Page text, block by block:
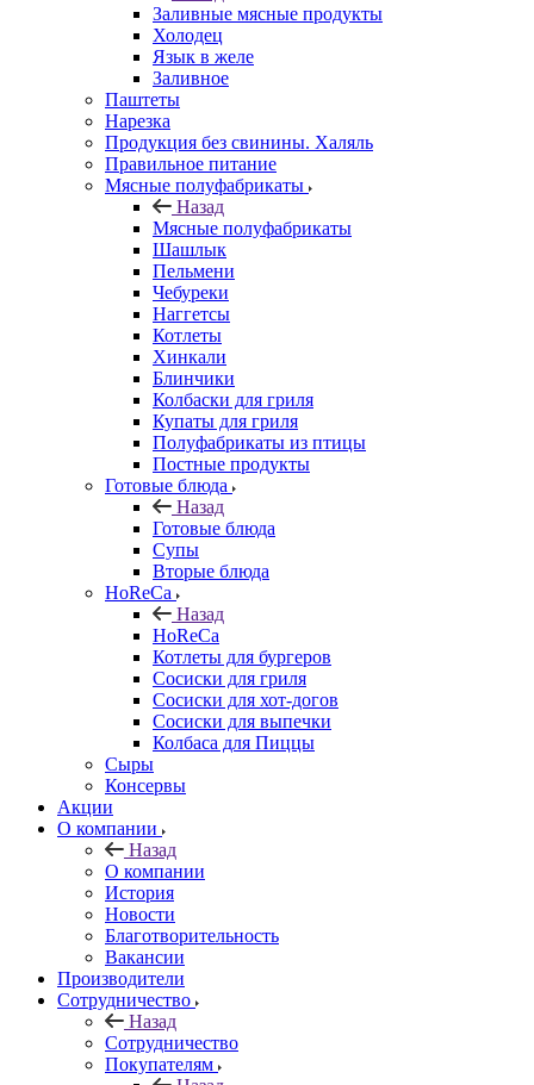
Заливные мясные продукты
Холодец
Язык в желе
Заливное
Паштеты
Нарезка
Продукция без свинины. Халяль
Правильное питание
Мясные полуфабрикаты
Назад
Мясные полуфабрикаты
Шашлык
Пельмени
Чебуреки
Наггетсы
Котлеты
Хинкали
Блинчики
Колбаски для гриля
Купаты для гриля
Полуфабрикаты из птицы
Постные продукты
Готовые блюда
Назад
Готовые блюда
Супы
Вторые блюда
HoReCa
Назад
HoReCa
Котлеты для бургеров
Сосиски для гриля
Сосиски для хот-догов
Сосиски для выпечки
Колбаса для Пиццы
Сыры
Консервы
Акции
О компании
Назад
О компании
История
Новости
Благотворительность
Вакансии
Производители
Сотрудничество
Назад
Сотрудничество
Покупателям